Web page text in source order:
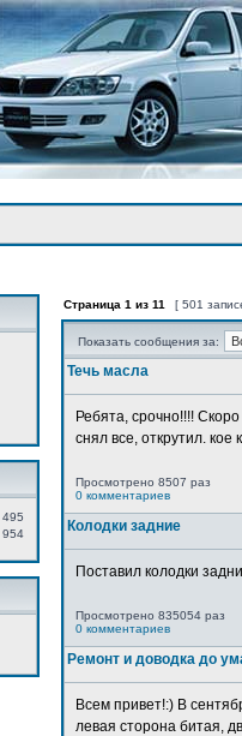
495
954
Страница 1 из 11 [ 501
Показать сообщения за:
Течь масла
Ребята, срочно!!!!
снял все, открутил. кое
Просмотрено 8507 раз
0 комментариев
Колодки задние
Поставил колодки
Просмотрено 835054 раз
0 комментариев
Ремонт и доводка до
Всем привет!:) В
левая сторона битая,